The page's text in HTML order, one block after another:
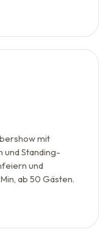
mit
Standing-
und
ab 50 Gästen.